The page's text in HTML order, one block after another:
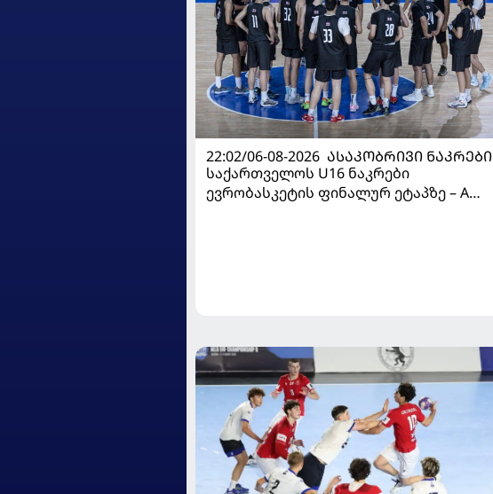
22:02/06-08-2026 ᲐᲡᲐᲙᲝᲑᲠᲘᲕᲘ ᲜᲐᲙᲠᲔᲑᲘ
საქართველოს U16 ნაკრები
ევრობასკეტის ფინალურ ეტაპზე – A